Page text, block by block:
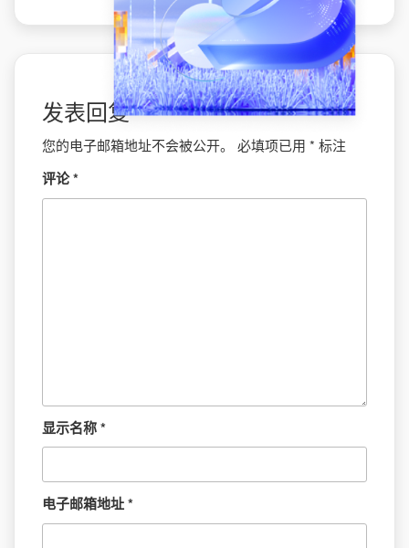
发表回复
您的电子邮箱地址不会被公开。 必填项已用 * 标注
评论*
显示名称*
电子邮箱地址*